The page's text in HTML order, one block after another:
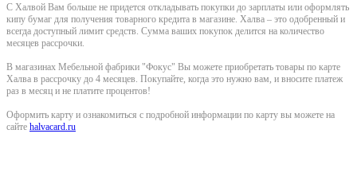
С Халвой Вам больше не придется откладывать покупки до зарплаты или оформлять
кипу бумаг для получения товарного кредита в магазине. Халва – это одобренный и
всегда доступный лимит средств. Сумма ваших покупок делится на количество
месяцев рассрочки.
В магазинах Мебельной фабрики "Фокус" Вы можете приобретать товары по карте
Халва в рассрочку до 4 месяцев. Покупайте, когда это нужно вам, и вносите платеж
раз в месяц и не платите процентов!
Оформить карту и ознакомиться с подробной информации по карту вы можете на
сайте halvacard.ru